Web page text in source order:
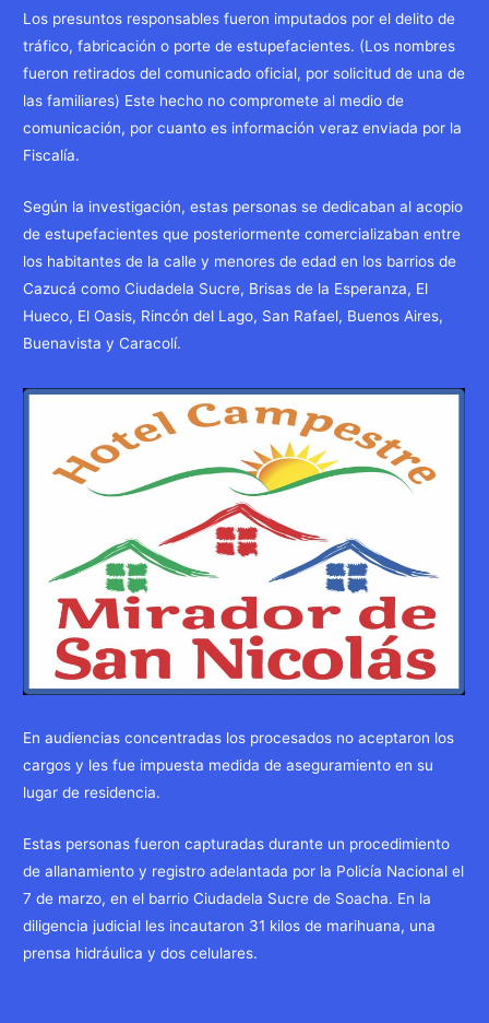
Los presuntos responsables fueron imputados por el delito de
tráfico, fabricación o porte de estupefacientes. (Los nombres
fueron retirados del comunicado oficial, por solicitud de una de
las familiares) Este hecho no compromete al medio de
comunicación, por cuanto es información veraz enviada por la
Fiscalía.
Según la investigación, estas personas se dedicaban al acopio
de estupefacientes que posteriormente comercializaban entre
los habitantes de la calle y menores de edad en los barrios de
Cazucá como Ciudadela Sucre, Brisas de la Esperanza, El
Hueco, El Oasis, Rincón del Lago, San Rafael, Buenos Aires,
Buenavista y Caracolí.
En audiencias concentradas los procesados no aceptaron los
cargos y les fue impuesta medida de aseguramiento en su
lugar de residencia.
Estas personas fueron capturadas durante un procedimiento
de allanamiento y registro adelantada por la Policía Nacional el
7 de marzo, en el barrio Ciudadela Sucre de Soacha. En la
diligencia judicial les incautaron 31 kilos de marihuana, una
prensa hidráulica y dos celulares.